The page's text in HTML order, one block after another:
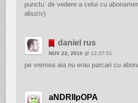
punctu’ de vedere a celui cu
abuziv)
daniel rus
NOV 22, 2010 @ 12:37:51
pe vremea aia nu erau parcari cu
aNDRIIpOPA